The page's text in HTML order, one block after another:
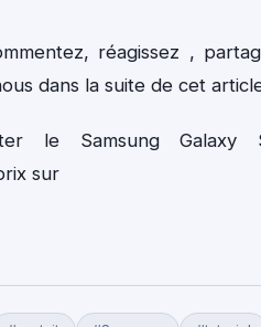
réagissez ,
dans la suite de cet
le Samsung Galaxy
sur